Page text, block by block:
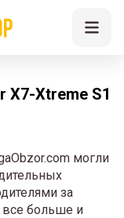
X7-Xtreme S1
могли
за
все больше и